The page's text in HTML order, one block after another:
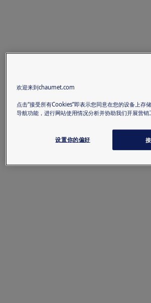
欢迎来到chaumet.com
点击“接受所有Cookies”即表示您同意在您的设备上存
导航功能，进行网站使用情况分析并协助我们开展营销
设置你的偏好